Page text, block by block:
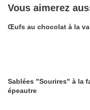
Vous aimerez
Œufs au chocolat à la
Sablées "Sourires" à la
épeautre